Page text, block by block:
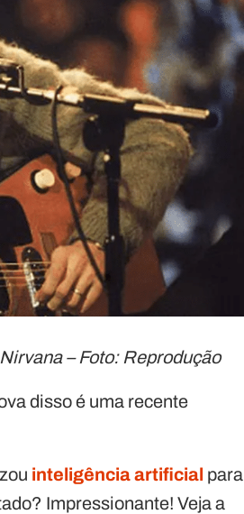
– Foto: Reprodução
disso é uma recente
inteligência artificial para
Impressionante! Veja a